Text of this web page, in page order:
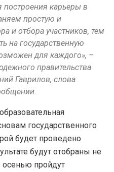
построения карьеры в
простую и
и отбора участников, тем
на государственную
для каждого», –
правительства
Гаврилов, слова
государственного
будет проведено
будут отобраны не
пройдут